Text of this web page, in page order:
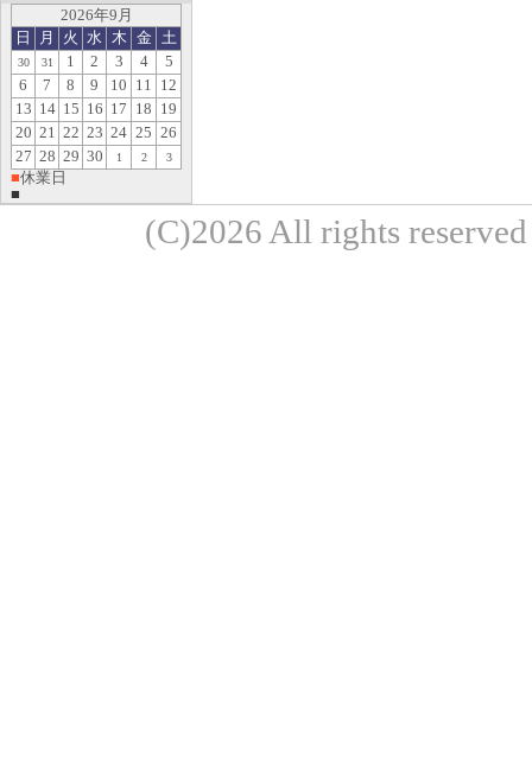
2026年9月
日
月 火 水 木 金 土
30 31 1 2 3 4
5
6
7 8 9 10 11
12
13 14 15 16 17 18 19
20 21 22 23 24 25 26
27 28 29 30 1 2 3
■休業日
■
(C)2026 All rights